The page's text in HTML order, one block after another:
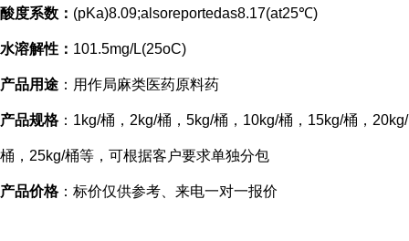
酸度系数： (pKa)8.09;alsoreportedas8.17(at25℃)
水溶解性： 101.5mg/L(25oC)
产品用途 ：用作局麻类医药原料药
产品规格：1kg/桶，2kg/桶，5kg/桶，10kg/桶，15kg/桶，20kg/
桶，25kg/桶等，可根据客户要求单独分包
产品价格：标价仅供参考、来电一对一报价